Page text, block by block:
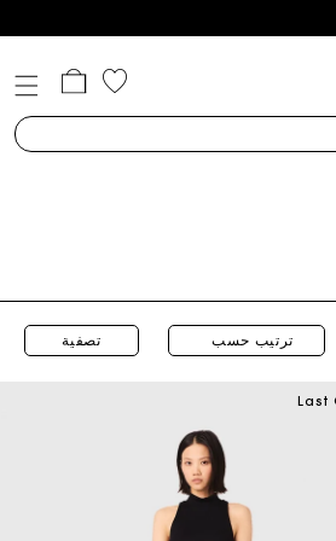
عربة
التسوق
تصفية ترتيب حسب
Last